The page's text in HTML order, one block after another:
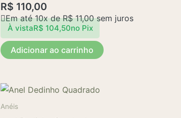
R$ 110,00
Em até 10x deR$11,00sem juros
À vistaR$ 104,50no Pix
Adicionar ao carrinho
Anéis